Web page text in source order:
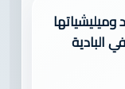
البادية